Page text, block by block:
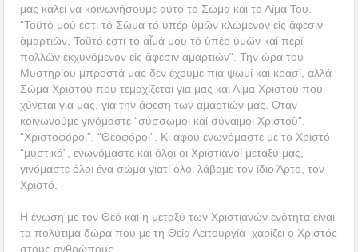
μας καλεί να κοινωνήσουμε αυτό το Σώμα και το Αίμα Του.
“Τοῦτό μού ἐστι τό Σῶμα τό ὑπέρ ὑμῶν κλώμενον εἰς ἄφεσιν
ἁμαρτιῶν. Τοῦτό ἐστι τό αἷμά μου τό ὑπέρ ὑμῶν καί περί
πολλῶν ἐκχυνόμενον εἰς ἄφεσιν ἁμαρτιών”. Την ώρα του
Μυστηρίου μπροστά μας δεν έχουμε πια ψωμί και κρασί, αλλά
Σώμα Χριστού που τεμαχίζεται για μας και Αίμα Χριστού που
χύνεται για μας, για την άφεση των αμαρτιών μας. Όταν
κοινωνούμε γινόμαστε “σύσσωμοι καί σύναιμοι Χριστοῦ”,
“Χριστοφόροι”, “Θεοφόροι”. Κι αφού ενωνόμαστε με το Χριστό
“μυστικά”, ενωνόμαστε και όλοι οι Χριστιανοί μεταξύ μας,
γινόμαστε όλοι ένα σώμα γιατί όλοι λάβαμε τον ίδιο Άρτο, τον
Χριστό.
Η ένωση με τον Θεό και η μεταξύ των Χριστιανών ενότητα είναι
τα πολύτιμα δώρα που με τη Θεία Λειτουργία χαρίζει ο Χριστός
στους ανθρώπους.